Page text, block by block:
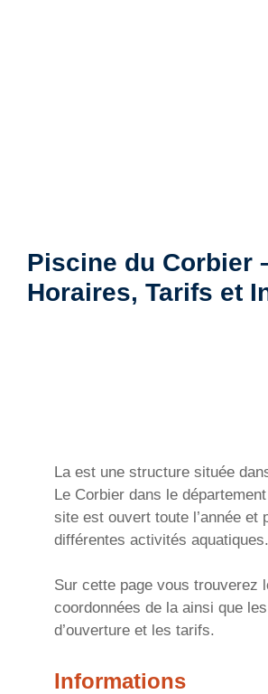
Piscine du Corbier
Horaires, Tarifs et
La est une structure située
Le Corbier dans le
site est ouvert toute l’année et
différentes activités aquatiques.
Sur cette page vous trouverez
coordonnées de la ainsi que
d’ouverture et les tarifs.
Informations